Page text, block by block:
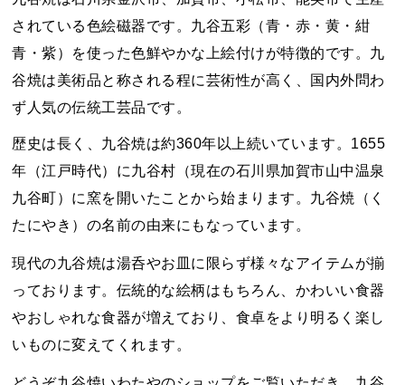
されている色絵磁器です。九谷五彩（青・赤・黄・紺
青・紫）を使った色鮮やかな上絵付けが特徴的です。九
谷焼は美術品と称される程に芸術性が高く、国内外問わ
ず人気の伝統工芸品です。
歴史は長く、九谷焼は約360年以上続いています。1655
年（江戸時代）に九谷村（現在の石川県加賀市山中温泉
九谷町）に窯を開いたことから始まります。九谷焼（く
たにやき）の名前の由来にもなっています。
現代の九谷焼は湯呑やお皿に限らず様々なアイテムが揃
っております。伝統的な絵柄はもちろん、かわいい食器
やおしゃれな食器が増えており、食卓をより明るく楽し
いものに変えてくれます。